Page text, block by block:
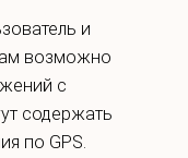
и
возможно
с
содержать
по GPS.